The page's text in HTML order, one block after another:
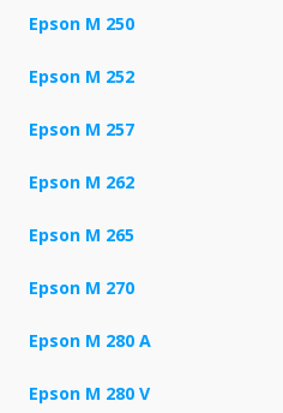
Epson M 250
Epson M 252
Epson M 257
Epson M 262
Epson M 265
Epson M 270
Epson M 280 A
Epson M 280 V